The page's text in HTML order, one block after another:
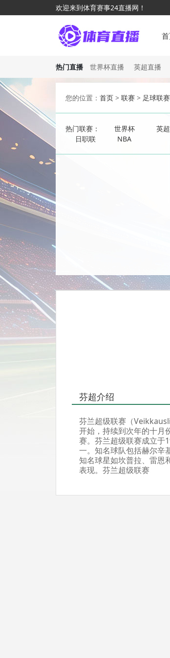
欢迎来到体育赛事24直播网！
热门直播 世界杯直播 英超直播
您的位置： 首页 > 联赛 > 足球联赛
热门联赛： 世界杯 英超
日职联
NBA
芬超介绍
芬兰超级联赛（
开始，持续到次年的十月
赛。芬兰超级联赛成立于
一。知名球队包括赫尔辛
知名球星如坎普拉、雷恩
表现。芬兰超级联赛